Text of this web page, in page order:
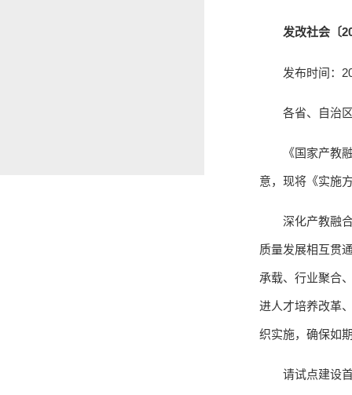
发改社会〔
发布时间：
各省、自治
《国家产教
意，现将《实施
深化产教融
质量发展相互贯
承载、行业聚合
进人才培养改革
织实施，确保如
请试点建设